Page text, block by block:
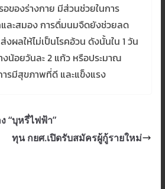
ของร่างกาย มีส่วนช่วยในการ
ละสมอง การดื่มนมจืดยังช่วยลด
ผลให้ไม่เป็นโรคอ้วน ดังนั้นใน 1 วัน
น้อยวันละ 2 แก้ว หรือประมาณ
รมีสุขภาพที่ดี และแข็งแรง
“บุหรี่ไฟฟ้า”
ทุน กยศ.เปิดรับสมัครผู้กู้รายใหม่